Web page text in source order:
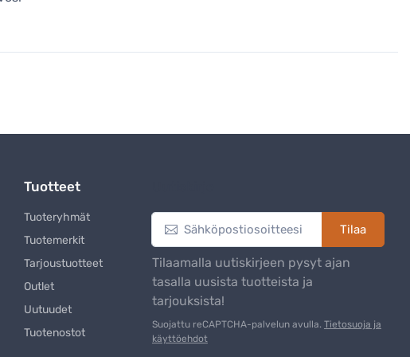
Tuotteet
Tuoteryhmät
Tuotemerkit
Tarjoustuotteet
Outlet
Uutuudet
Tuotenostot
Tilaa
Tilaamalla uutiskirjeen pysyt ajan
tasalla uusista tuotteista ja
tarjouksista!
Suojattu reCAPTCHA-palvelun avulla. Tietosuoja ja
käyttöehdot